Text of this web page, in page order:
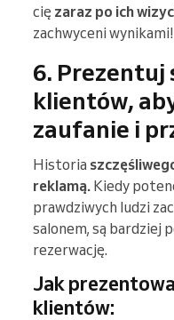
cię zaraz po ich
zachwyceni wynikami!
6. Prezentuj
klientów,
zaufanie i
Historia
reklamą. Kiedy
prawdziwych ludzi
salonem, są bardziej
rezerwację.
Jak
klientów: